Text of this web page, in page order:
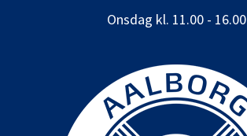
Onsdag kl. 11.00 - 16.00